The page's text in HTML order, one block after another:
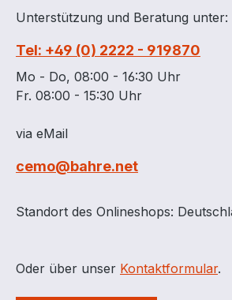
Unterstützung und Beratung unter:
Tel: +49 (0) 2222 - 919870
Mo - Do, 08:00 - 16:30 Uhr
Fr. 08:00 - 15:30 Uhr
via eMail
cemo@bahre.net
Standort des Onlineshops:
Oder über unser Kontaktformular.